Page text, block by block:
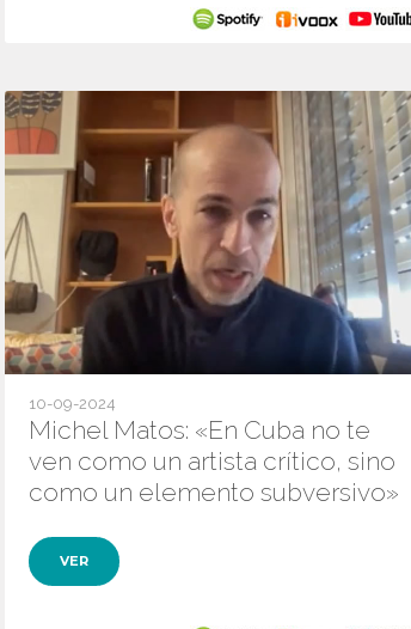
10-09-2024
Michel Matos: «En Cuba no te
ven como un artista crítico, sino
como un elemento subversivo»
VER